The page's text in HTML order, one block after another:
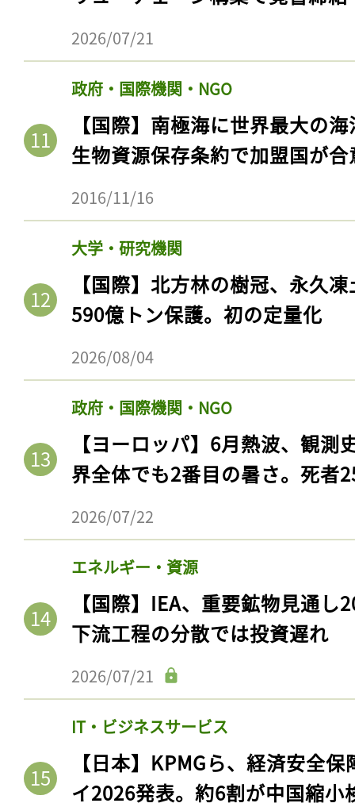
2026/07/21
政府・国際機関・NGO
【国際】南極海に世界最大の
生物資源保存条約で加盟国が合
2016/11/16
大学・研究機関
【国際】北方林の樹冠、永久
590億トン保護。初の定量化
2026/08/04
政府・国際機関・NGO
【ヨーロッパ】6月熱波、観
界全体でも2番目の暑さ。死者
2026/07/22
エネルギー・資源
【国際】IEA、重要鉱物見通
下流工程の分散では投資遅れ
2026/07/21
IT・ビジネスサービス
【日本】KPMGら、経済安全
イ2026発表。約6割が中国縮小